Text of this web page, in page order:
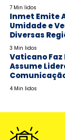
7 Min lidos
Inmet Emite
Umidade e
Diversas
3 Min lidos
Vaticano
Assume
4 Min lidos